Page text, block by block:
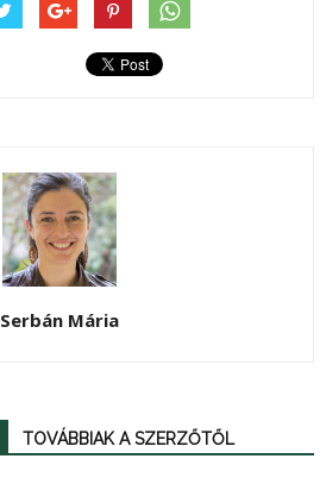
Serbán Mária
TOVÁBBIAK A SZERZŐTŐL